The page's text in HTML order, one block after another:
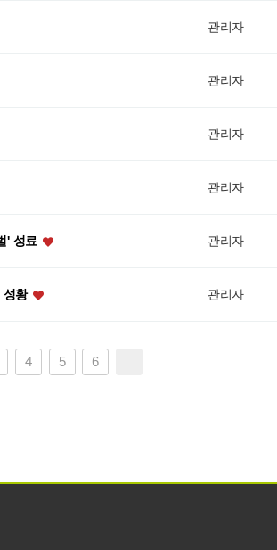
관리자
관리자
관리자
관리자
' 성료 관리자
성황 관리자
4 5 6